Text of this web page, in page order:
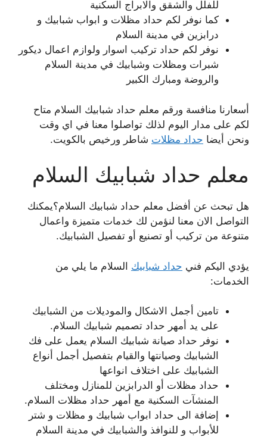
للفلل والشقق والابراج السكنية
كما نوفر لكم حداد مظلات و ابواب شبابيك و
درابزين في مدينة السلام
نوفر لكم حداد تركيب اسوار ولوازم اعمال ديكور
شبرات ومظلات وشبابيك في مدينة السلام
والروضة ومبارك الكبير
أسعارنا منافسة ورقم معلم حداد شبابيك السلام متاح
لكم على مدار اليوم لذلك تواصلوا معنا في اي وقت
ونحن أيضا حداد مظلات شاطر ورخيص بالكويت.
معلم حداد شبابيك السلام
هل تبحث عن أفضل معلم حداد شبابيك السلام؟يمكنك
التواصل الان معنا لنؤمن لك خدمات متميزة واعمال
متنوعة من تركيب أو تصنيع أو تفصيل الشبابيك.
يؤدي اليكم فني حداد شبابيك السلام ما يلي من
الخدمات:
تامين أجمل الاشكال والموديلات من الشبابيك
على يد أمهر حداد تصميم شبابيك السلام.
نوفر حداد صيانة شبابيك السلام يعمل على فك
الشبابيك وصيانتها والقيام بتفصيل أجمل أنواع
الشبابيك على اختلاف انواعها
حداد مظلات أو الدرابزين للمنازل ومختلف
المنشآت السكنية مع أمهر حداد مظلات السلام.
إضافة الى حداد ابواب شبابيك و مظلات و شتر
للأبواب و للنوافذ والشبابيك في مدينة السلام